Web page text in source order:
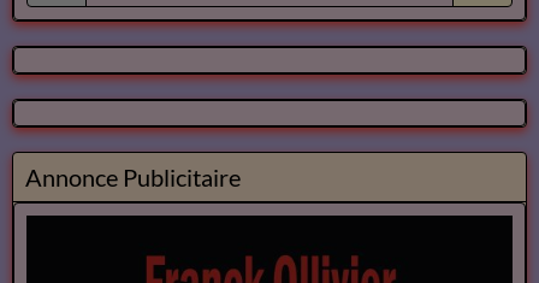
Annonce Publicitaire